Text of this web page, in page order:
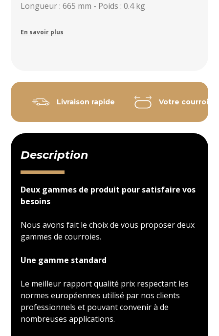
Longueur : 665 mm - Poids : 0.4 kg
En savoir plus
Livraison rapide Votre courroie
Description
Deux gammes de produit pour satisfaire vos
besoins
Nous avons fait le choix de vous proposer deux
gammes de courroies.
Une gamme standard
Le meilleur rapport qualité prix respectant les
normes européennes utilisé par nos clients
professionnels et pouvant convenir à de
nombreuses applications.